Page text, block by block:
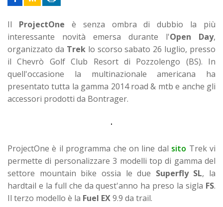
Il ProjectOne è senza ombra di dubbio la più
interessante novità emersa durante l'Open Day,
organizzato da Treklo scorso sabato 26 luglio, presso
il Chevrò Golf Club Resort di Pozzolengo (BS). In
quell'occasione la multinazionale americana ha
presentato tutta la gamma 2014 road & mtb e anche gli
accessori prodotti da Bontrager.
ProjectOne è il programma che on line dal sito Trek vi
permette di personalizzare 3 modelli top di gamma del
settore mountain bike ossia le due Superfly SL, la
hardtail e la full che da quest'anno ha preso la sigla FS.
Il terzo modello è la Fuel EX9.9 da trail.